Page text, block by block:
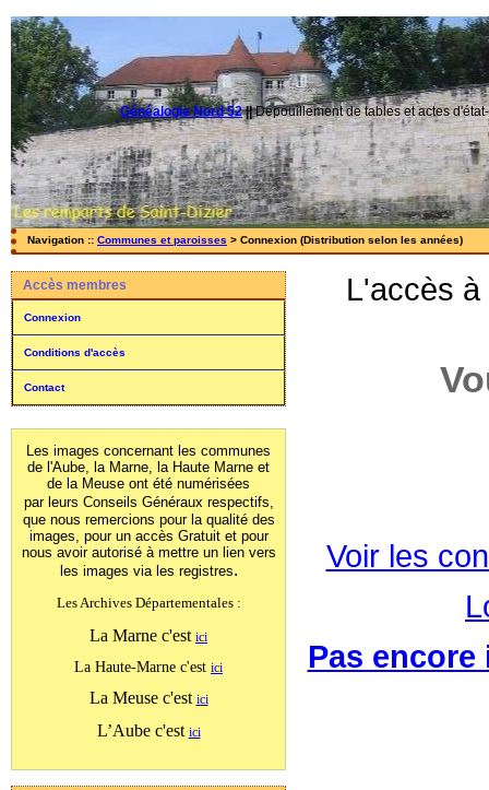
Généalogie Nord 52||Dépouillement de tables et actes
Navigation :: Communes et paroisses > Connexion (Distribution selon les années)
Accès membres
Connexion
Conditions d'accès
Contact
Les images concernant les communes
de l'Aube, la Marne, la Haute Marne et
de la Meuse ont été numérisées
par leurs Conseils Généraux respectifs,
que nous remercions pour la qualité des
images, pour un accès Gratuit et pour
nous avoir autorisé à mettre un lien vers
les images via les registres.
Les Archives Départementales :
La Marne c'est ici
La Haute-Marne c'est ici
La Meuse c'est ici
L’Aube c'est ici
L'accès
Voir les
Pas